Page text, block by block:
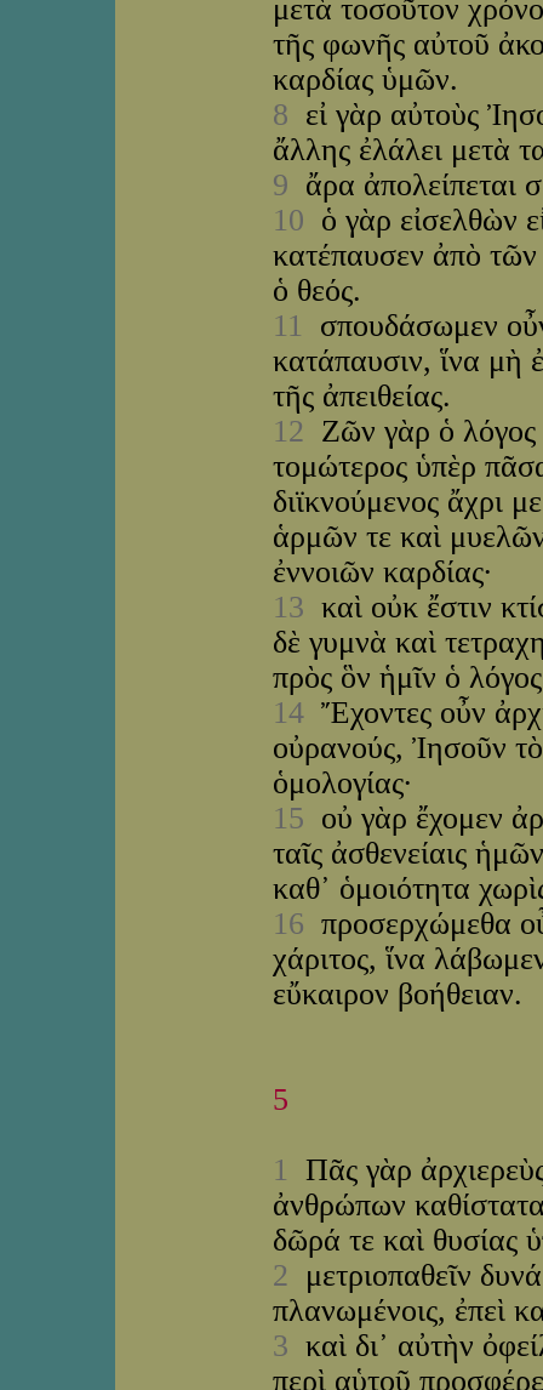
μετὰ τοσοῦτον
τῆς φωνῆς αὐτοῦ
καρδίας ὑμῶν.
8 εἰ γὰρ αὐτοὺς
ἄλλης ἐλάλει μετὰ
9 ἄρα ἀπολείπεται
10 ὁ γὰρ εἰσελθὼν
κατέπαυσεν ἀπὸ
ὁ θεός.
11 σπουδάσωμεν οὖν
κατάπαυσιν, ἵνα μὴ
τῆς ἀπειθείας.
12 Ζῶν γὰρ ὁ λόγος
τομώτερος ὑπὲρ
διϊκνούμενος ἄχρι
ἁρμῶν τε καὶ
ἐννοιῶν καρδίας·
13 καὶ οὐκ ἔστιν
δὲ γυμνὰ καὶ
πρὸς ὃν ἡμῖν ὁ
14 Ἔχοντες οὖν
οὐρανούς, Ἰησοῦν
ὁμολογίας·
15 οὐ γὰρ ἔχομεν
ταῖς ἀσθενείαις
καθ᾽ ὁμοιότητα
16 προσερχώμεθα
χάριτος, ἵνα
εὔκαιρον βοήθειαν.
5
1 Πᾶς γὰρ
ἀνθρώπων
δῶρά τε καὶ θυσίας
2 μετριοπαθεῖν
πλανωμένοις, ἐπεὶ
3 καὶ δι᾽ αὐτὴν
περὶ αὑτοῦ